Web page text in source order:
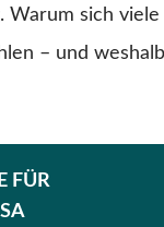
Warum sich viele
– und weshalb
FÜR